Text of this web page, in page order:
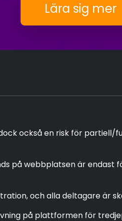
Lära sig mer
också en risk för
på webbplatsen är
och alla deltagare är
på plattformen för